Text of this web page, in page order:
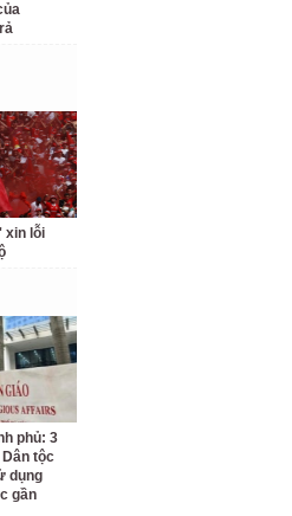
xin lỗi
phủ: 3
tộc
dụng
gần